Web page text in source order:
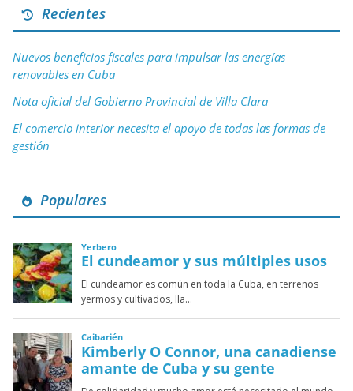
Recientes
Nuevos beneficios fiscales para impulsar las energías
renovables en Cuba
Nota oficial del Gobierno Provincial de Villa Clara
El comercio interior necesita el apoyo de todas las formas de
gestión
Populares